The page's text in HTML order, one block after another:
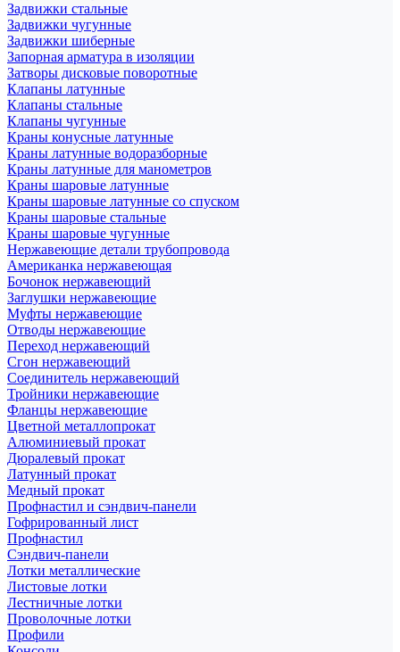
Задвижки стальные
Задвижки чугунные
Задвижки шиберные
Запорная арматура в изоляции
Затворы дисковые поворотные
Клапаны латунные
Клапаны стальные
Клапаны чугунные
Краны конусные латунные
Краны латунные водоразборные
Краны латунные для манометров
Краны шаровые латунные
Краны шаровые латунные со спуском
Краны шаровые стальные
Краны шаровые чугунные
Нержавеющие детали трубопровода
Американка нержавеющая
Бочонок нержавеющий
Заглушки нержавеющие
Муфты нержавеющие
Отводы нержавеющие
Переход нержавеющий
Сгон нержавеющий
Соединитель нержавеющий
Тройники нержавеющие
Фланцы нержавеющие
Цветной металлопрокат
Алюминиевый прокат
Дюралевый прокат
Латунный прокат
Медный прокат
Профнастил и сэндвич-панели
Гофрированный лист
Профнастил
Сэндвич-панели
Лотки металлические
Листовые лотки
Лестничные лотки
Проволочные лотки
Профили